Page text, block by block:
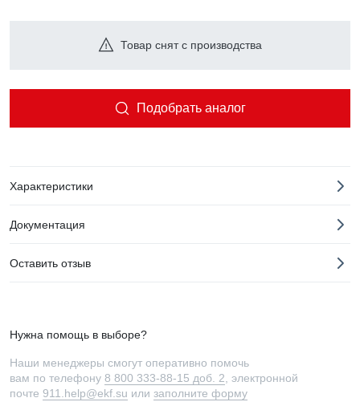
Товар снят с производства
Подобрать аналог
Характеристики
Документация
Оставить отзыв
Нужна помощь в выборе?
Наши менеджеры смогут оперативно помочь
вам по телефону 8 800 333-88-15 доб. 2 , электронной
почте 911.help@ekf.su или заполните форму